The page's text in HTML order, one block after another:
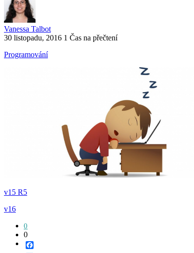
Vanessa Talbot
30 listopadu, 2016 1 Čas na přečtení
Programování
v15 R5
v16
0
0